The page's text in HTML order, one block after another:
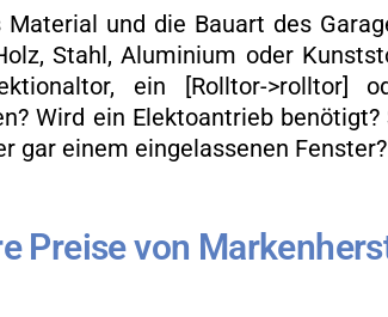
und die Bau­art des
Stahl, Alu­mi­ni­um oder
ein [Roll­tor->roll­tor]
Wird ein Elek­to­an­trieb be­nö­tigt?
gar einem ein­ge­las­se­nen Fens­ter?
Prei­se von